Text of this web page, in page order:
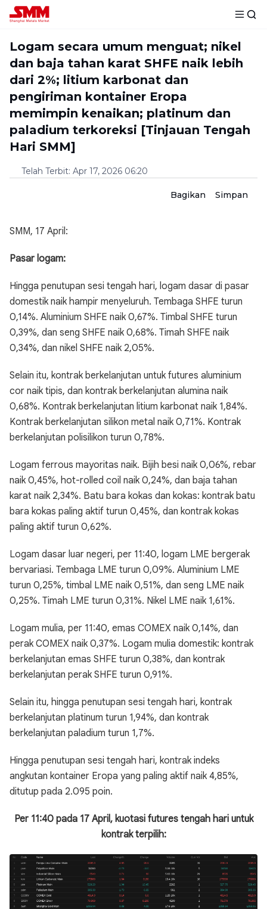
Logam secara umum menguat; nikel
dan baja tahan karat SHFE naik lebih
dari 2%; litium karbonat dan
pengiriman kontainer Eropa
memimpin kenaikan; platinum dan
paladium terkoreksi [Tinjauan Tengah
Hari SMM]
Telah Terbit: Apr 17, 2026 06:20
Bagikan Simpan
SMM, 17 April:
Pasar logam:
Hingga penutupan sesi tengah hari, logam dasar di pasar
domestik naik hampir menyeluruh. Tembaga SHFE turun
0,14%. Aluminium SHFE naik 0,67%. Timbal SHFE turun
0,39%, dan seng SHFE naik 0,68%. Timah SHFE naik
0,34%, dan nikel SHFE naik 2,05%.
Selain itu, kontrak berkelanjutan untuk futures aluminium
cor naik tipis, dan kontrak berkelanjutan alumina naik
0,68%. Kontrak berkelanjutan litium karbonat naik 1,84%.
Kontrak berkelanjutan silikon metal naik 0,71%. Kontrak
berkelanjutan polisilikon turun 0,78%.
Logam ferrous mayoritas naik. Bijih besi naik 0,06%, rebar
naik 0,45%, hot-rolled coil naik 0,24%, dan baja tahan
karat naik 2,34%. Batu bara kokas dan kokas: kontrak batu
bara kokas paling aktif turun 0,45%, dan kontrak kokas
paling aktif turun 0,62%.
Logam dasar luar negeri, per 11:40, logam LME bergerak
bervariasi. Tembaga LME turun 0,09%. Aluminium LME
turun 0,25%, timbal LME naik 0,51%, dan seng LME naik
0,25%. Timah LME turun 0,31%. Nikel LME naik 1,61%.
Logam mulia, per 11:40, emas COMEX naik 0,14%, dan
perak COMEX naik 0,37%. Logam mulia domestik: kontrak
berkelanjutan emas SHFE turun 0,38%, dan kontrak
berkelanjutan perak SHFE turun 0,91%.
Selain itu, hingga penutupan sesi tengah hari, kontrak
berkelanjutan platinum turun 1,94%, dan kontrak
berkelanjutan paladium turun 1,7%.
Hingga penutupan sesi tengah hari, kontrak indeks
angkutan kontainer Eropa yang paling aktif naik 4,85%,
ditutup pada 2.095 poin.
Per 11:40 pada 17 April, kuotasi futures tengah hari untuk
kontrak terpilih: